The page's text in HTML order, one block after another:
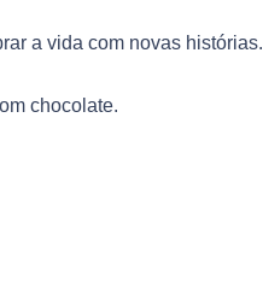
a vida com novas histórias.
chocolate.